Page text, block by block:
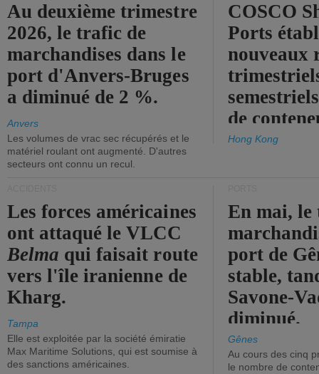
Au deuxième trimestre
2026, le trafic de
marchandises dans le
port d'Anvers-Bruges
a diminué de 2 %.
Anvers
Les volumes de vrac sec récupérés et le
matériel roulant ont augmenté. D'autres
secteurs ont connu un recul.
COSCO
Ports
nouveaux
de
Hong Kong
Les forces américaines
ont attaqué le VLCC
Belma qui faisait route
vers l'île iranienne de
Kharg.
Tampa
Elle est exploitée par la société émiratie
Max Maritime Solutions, qui est soumise à
des sanctions américaines.
En mai, le
port de
stable,
Savone-
diminué.
Gênes
Au cours des cinq
le nombre de